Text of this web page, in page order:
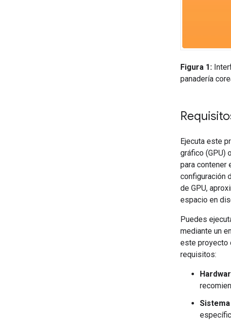
Figura 1:
panadería
Ejecuta este
gráfico (GPU)
para contener
configuración
de GPU,
espacio en
Puedes
mediante un
este proyecto
requisitos: